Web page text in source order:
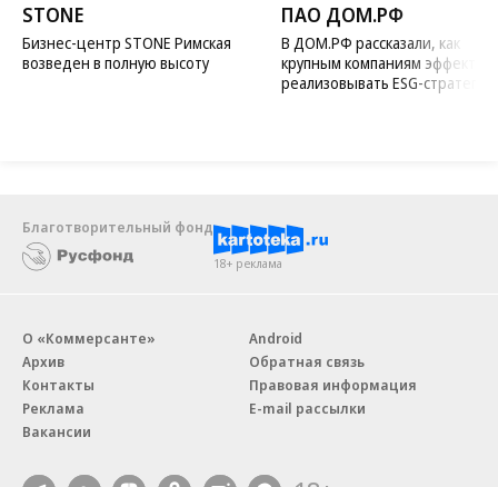
STONE
Бизнес-центр STONE Римская
возведен в полную высоту
ПАО ДОМ.РФ
В ДОМ.РФ рассказали, как
крупным компаниям
реализовывать ESG-стратегию
Благотворительный фонд
18+ реклама
О «Коммерсанте»
Архив
Контакты
Реклама
Вакансии
Android
Обратная связь
Правовая информация
E-mail рассылки